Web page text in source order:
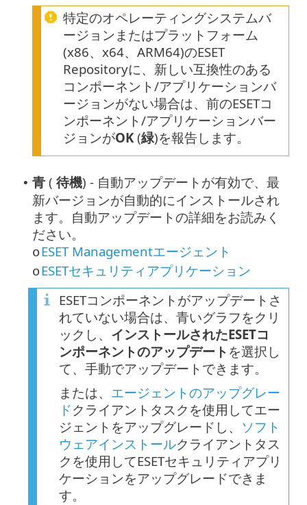
特定のオペレーティングシステムバ
ージョンまたはプラットフォーム
(x86、x64、ARM64)のESET
Repositoryに、新しい互換性のある
コンポーネント/アプリケーションバ
ージョンがない場合は、前のESETコ
ンポーネント/アプリケーションバー
ジョンがOK(緑)を報告します。
• 青 ( 待機) - 自動アップデートが有効で、最
新バージョンが自動的にインストールされ
ます。自動アップデートの詳細をお読みく
ださい。
oESET Managementエージェント
oESETセキュリティアプリケーション
ESETコンポーネントがアップデートさ
れていない場合は、青いグラフをクリ
ックし、 インストールされたESETコ
ンポーネントのアップデート を選択し
て、手動でアップデートできます。
または、 エージェントのアップグレー
ドクライアントタスクを使用してエー
ジェントをアップグレードし、 ソフト
ウェアインストールクライアントタス
クを使用してESETセキュリティアプリ
ケーションをアップグレードできま
す。